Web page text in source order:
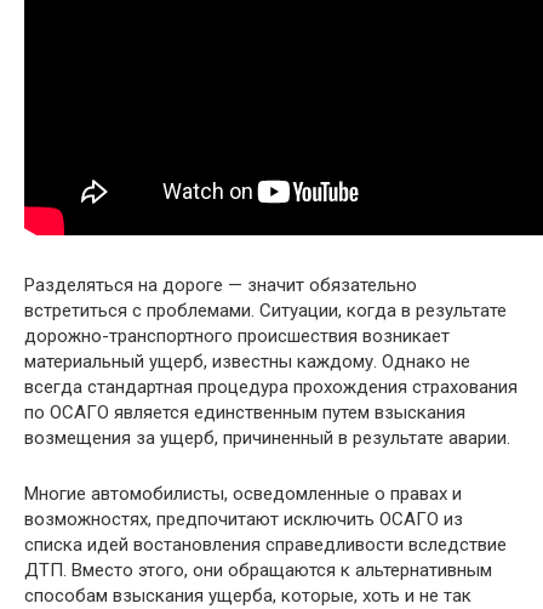
Разделяться на дороге — значит обязательно
встретиться с проблемами. Ситуации, когда в результате
дорожно-транспортного происшествия возникает
материальный ущерб, известны каждому. Однако не
всегда стандартная процедура прохождения страхования
по ОСАГО является единственным путем взыскания
возмещения за ущерб, причиненный в результате аварии.
Многие автомобилисты, осведомленные о правах и
возможностях, предпочитают исключить ОСАГО из
списка идей востановления справедливости вследствие
ДТП. Вместо этого, они обращаются к альтернативным
способам взыскания ущерба, которые, хоть и не так